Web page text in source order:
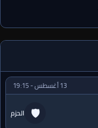
13 أغسطس - 19:15
الحزم 🛡